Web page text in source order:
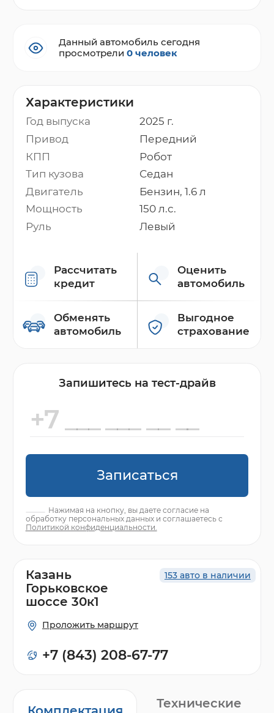
Характеристики
Год выпуска
2025 г.
Привод
Передний
КПП
Робот
Тип кузова
Седан
Двигатель
Бензин, 1.6 л
Мощность
150 л.с.
Руль
Левый
Рассчитать
кредит
Оценить
автомобиль
Обменять
автомобиль
Выгодное
страхование
Данный автомобиль сегодня
просмотрели0 человек
Запишитесь на тест-драйв
Записаться
Нажимая на кнопку, вы даете согласие на
обработку персональных данных и соглашаетесь с
Политикой конфиденциальности.
Технические
153 авто в наличии
Казань
Горьковское
шоссе 30к1
Проложить маршрут
+7 (843) 208-67-77